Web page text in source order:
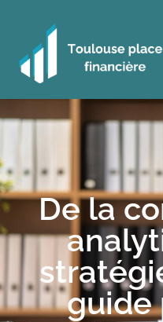
De la
guide